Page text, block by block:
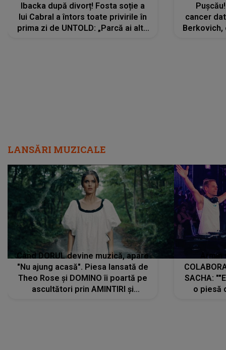
Ibacka după divorț! Fosta soție a
lui Cabral a întors toate privirile în
prima zi de UNTOLD: „Parcă ai altă
cancer
Berkovich,
LANSĂRI MUZICALE
Când DORUL devine muzică, apare
"Nu ajung acasă". Piesa lansată de
Theo Rose și DOMINO îi poartă pe
ascultători prin AMINTIRI și
SACHA:
o piesă